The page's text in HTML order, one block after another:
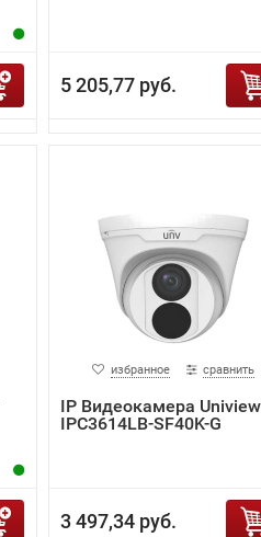
5 205,77 руб.
избранное сравнить
IP Видеокамера Uniview
IPC3614LB-SF40K-G
3 497,34 руб.